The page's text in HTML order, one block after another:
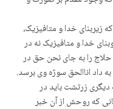
زیربنای خدا و متافیزیک،
خدا و متافیزیک نه در
حلاج را به جای نحن حق در
داد اناالحق سوژه وی برسد.
زرتشت باید در
کە روحش از آن خبر